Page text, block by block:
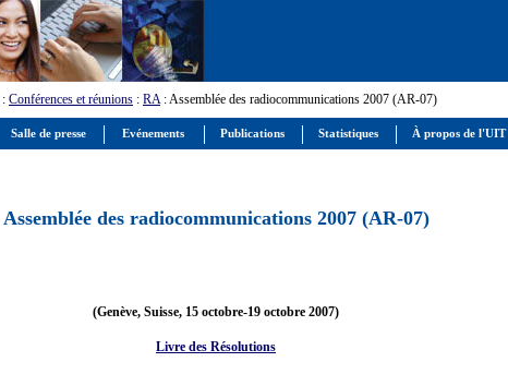
: Conférences et réunions : RA: Assemblée des radiocommunications 2007 (AR-07)
Assemblée des radiocommunications 2007 (AR-07)
(Genève, Suisse, 15 octobre-19 octobre 2007)
Livre des Résolutions
Salle de presse Evénements Publications Statistiques À propos de l'UIT